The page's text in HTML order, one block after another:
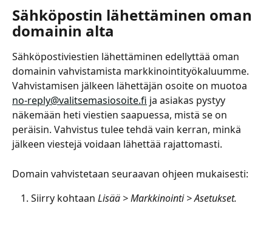
Sähköpostin lähettäminen oman
domainin alta
Sähköpostiviestien lähettäminen edellyttää oman
domainin vahvistamista markkinointityökaluumme.
Vahvistamisen jälkeen lähettäjän osoite on muotoa
no-reply@valitsemasiosoite.fi ja asiakas pystyy
näkemään heti viestien saapuessa, mistä se on
peräisin. Vahvistus tulee tehdä vain kerran, minkä
jälkeen viestejä voidaan lähettää rajattomasti.
Domain vahvistetaan seuraavan ohjeen mukaisesti:
Siirry kohtaan Lisää > Markkinointi > Asetukset.